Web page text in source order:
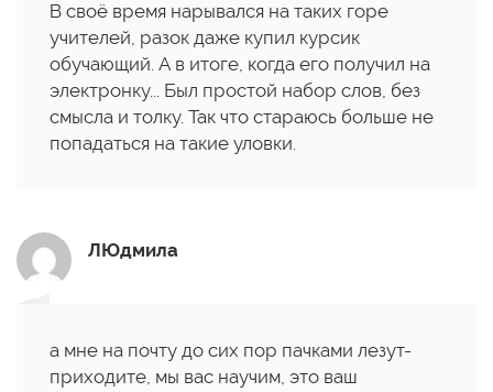
В своё время нарывался на таких горе
учителей, разок даже купил курсик
обучающий. А в итоге, когда его получил на
электронку... Был простой набор слов, без
смысла и толку. Так что стараюсь больше не
попадаться на такие уловки.
ЛЮдмила
а мне на почту до сих пор пачками лезут-
приходите, мы вас научим, это ваш